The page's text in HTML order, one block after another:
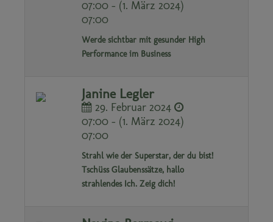
07:00 - (1. März 2024)
07:00
Werde sichtbar mit gesunder High
Performance im Business
Janine Legler
29. Februar 2024
07:00 - (1. März 2024)
07:00
Strahl wie der Superstar, der du bist!
Tschüss Glaubenssätze, hallo
strahlendes Ich. Zeig dich!